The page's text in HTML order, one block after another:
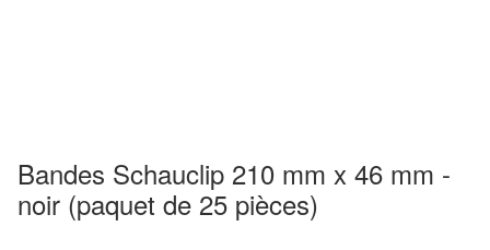
Bandes Schauclip 210 mm x 46 mm -
noir (paquet de 25 pièces)